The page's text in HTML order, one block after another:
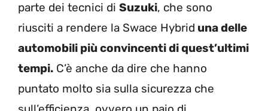
parte dei tecnici di Suzuki, che sono
riusciti a rendere la Swace Hybrid una delle
automobili più convincenti di quest’ultimi
tempi. C’è anche da dire che hanno
puntato molto sia sulla sicurezza che